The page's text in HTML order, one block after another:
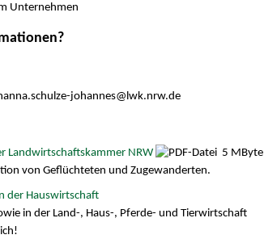
Unternehmen
johannes@ lwk.nrw.de
Landwirtschaftskammer NRW
5 MByte
von Geflüchteten und Zugewanderten.
der Hauswirtschaft
in der Land-, Haus-, Pferde- und Tierwirtschaft